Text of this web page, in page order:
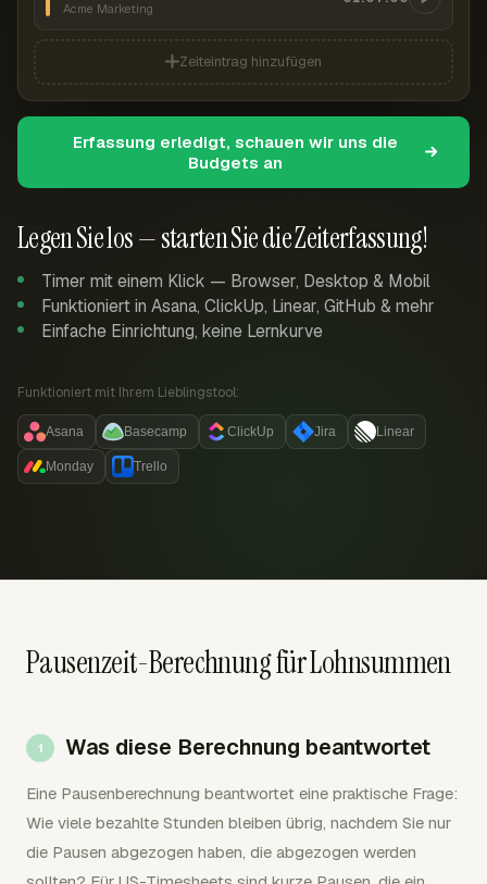
Legen Sie los — starten Sie die Zeiterfassung!
Timer mit einem Klick — Browser, Desktop & Mobil
Funktioniert in Asana, ClickUp, Linear, GitHub & mehr
Einfache Einrichtung, keine Lernkurve
Funktioniert mit Ihrem Lieblingstool:
Asana Basecamp ClickUp Jira Linear
Monday Trello
Acme Marketing
Zeiteintrag hinzufügen
Erfassung erledigt, schauen wir uns die
Budgets an
Pausenzeit-Berechnung für Lohnsummen
Was diese Berechnung beantwortet
Eine Pausenberechnung beantwortet eine praktische Frage:
Wie viele bezahlte Stunden bleiben übrig, nachdem Sie nur
die Pausen abgezogen haben, die abgezogen werden